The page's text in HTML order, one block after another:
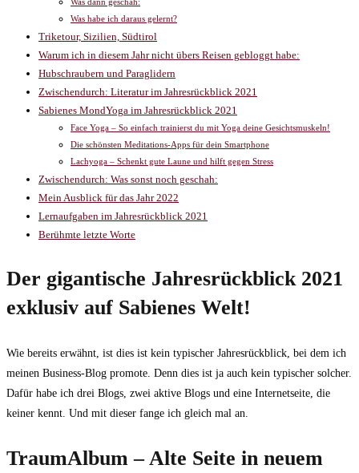
Was habe ich daraus gelernt?
Triketour, Sizilien, Südtirol
Warum ich in diesem Jahr nicht übers Reisen gebloggt habe:
Hubschraubern und Paraglidern
Zwischendurch: Literatur im Jahresrückblick 2021
Sabienes MondYoga im Jahresrückblick 2021
Face Yoga – So einfach trainierst du mit Yoga deine Gesichtsmuskeln!
Die schönsten Meditations-Apps für dein Smartphone
Lachyoga – Schenkt gute Laune und hilft gegen Stress
Zwischendurch: Was sonst noch geschah:
Mein Ausblick für das Jahr 2022
Lernaufgaben im Jahresrückblick 2021
Berühmte letzte Worte
Der gigantische Jahresrückblick 2021
exklusiv auf Sabienes Welt!
Wie bereits erwähnt, ist dies ist kein typischer Jahresrückblick, bei dem ich
meinen Business-Blog promote. Denn dies ist ja auch kein typischer solcher.
Dafür habe ich drei Blogs, zwei aktive Blogs und eine Internetseite, die
keiner kennt. Und mit dieser fange ich gleich mal an.
TraumAlbum – Alte Seite in neuem